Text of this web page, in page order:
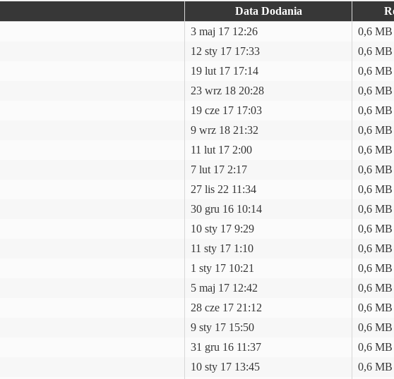
Data Dodania
3 maj 17 12:26
0,6 MB
12 sty 17 17:33
0,6 MB
19 lut 17 17:14
0,6 MB
23 wrz 18 20:28
0,6 MB
19 cze 17 17:03
0,6 MB
9 wrz 18 21:32
0,6 MB
11 lut 17 2:00
0,6 MB
7 lut 17 2:17
0,6 MB
27 lis 22 11:34
0,6 MB
30 gru 16 10:14
0,6 MB
10 sty 17 9:29
0,6 MB
11 sty 17 1:10
0,6 MB
1 sty 17 10:21
0,6 MB
5 maj 17 12:42
0,6 MB
28 cze 17 21:12
0,6 MB
9 sty 17 15:50
0,6 MB
31 gru 16 11:37
0,6 MB
10 sty 17 13:45
0,6 MB